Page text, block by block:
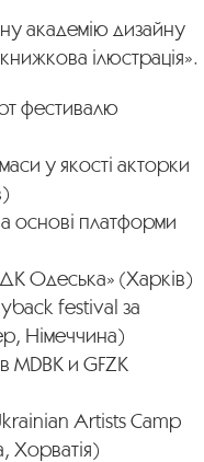
академію дизайну
ілюстрація».
фестивалю
у якості акторки
основі платформи
Одеська» (Харків)
festival за
Німеччина)
и GFZK
Artists Camp
Хорватія)